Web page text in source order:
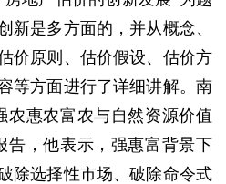
新是多方面的，并从概念、
价原则、估价假设、估价方
等方面进行了详细讲解。南
农惠农富农与自然资源价值
告，他表示，强惠富背景下
除选择性市场、破除命令式